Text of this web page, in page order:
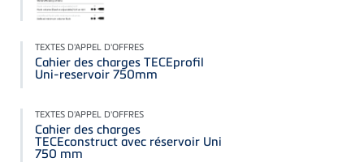
TEXTES D'APPEL D'OFFRES
Cahier des charges TECEprofil
Uni-reservoir 750mm
TEXTES D'APPEL D'OFFRES
Cahier des charges
TECEconstruct avec réservoir Uni
750 mm